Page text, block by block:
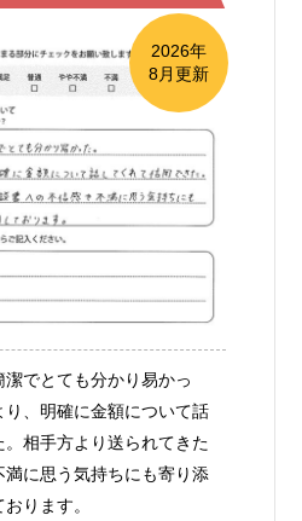
2026年
8月更新
でとても分かり易かっ
、明確に金額について話
。相手方より送られてきた
に思う気持ちにも寄り添
ります。